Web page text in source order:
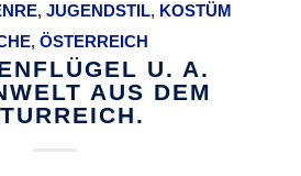
, JUGENDSTIL, KOSTÜM
,ÖSTERREICH
U. A.
AUS DEM